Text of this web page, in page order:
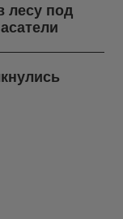
лесу под